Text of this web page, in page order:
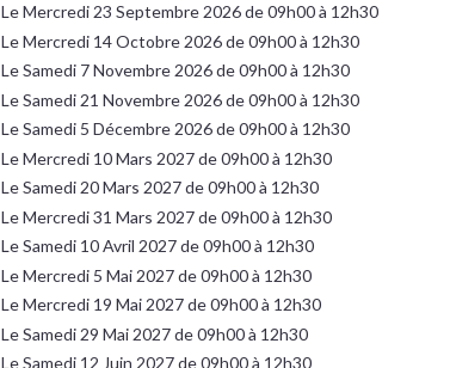
Le Mercredi 23 Septembre 2026 de 09h00 à 12h30
Le Mercredi 14 Octobre 2026 de 09h00 à 12h30
Le Samedi 7 Novembre 2026 de 09h00 à 12h30
Le Samedi 21 Novembre 2026 de 09h00 à 12h30
Le Samedi 5 Décembre 2026 de 09h00 à 12h30
Le Mercredi 10 Mars 2027 de 09h00 à 12h30
Le Samedi 20 Mars 2027 de 09h00 à 12h30
Le Mercredi 31 Mars 2027 de 09h00 à 12h30
Le Samedi 10 Avril 2027 de 09h00 à 12h30
Le Mercredi 5 Mai 2027 de 09h00 à 12h30
Le Mercredi 19 Mai 2027 de 09h00 à 12h30
Le Samedi 29 Mai 2027 de 09h00 à 12h30
Le Samedi 12 Juin 2027 de 09h00 à 12h30